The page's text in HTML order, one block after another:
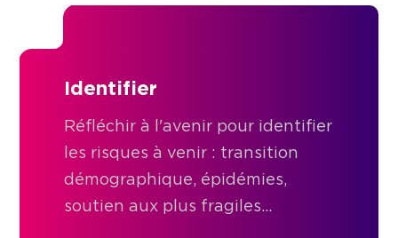
Identifier
Réfléchir à l'avenir pour identifier
les risques à venir : transition
démographique, épidémies,
soutien aux plus fragiles...